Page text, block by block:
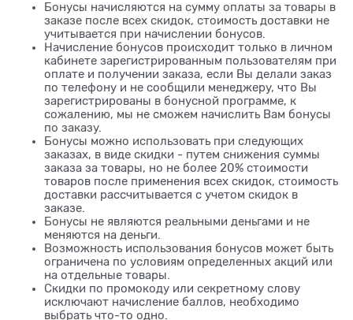
Бонусы начисляются на сумму оплаты за товары в
заказе после всех скидок, стоимость доставки не
учитывается при начислении бонусов.
Начисление бонусов происходит только в личном
кабинете зарегистрированным пользователям при
оплате и получении заказа, если Вы делали заказ
по телефону и не сообщили менеджеру, что Вы
зарегистрированы в бонусной программе, к
сожалению, мы не сможем начислить Вам бонусы
по заказу.
Бонусы можно использовать при следующих
заказах, в виде скидки - путем снижения суммы
заказа за товары, но не более 20% стоимости
товаров после применения всех скидок, стоимость
доставки рассчитывается с учетом скидок в
заказе.
Бонусы не являются реальными деньгами и не
меняются на деньги.
Возможность использования бонусов может быть
ограничена по условиям определенных акций или
на отдельные товары.
Скидки по промокоду или секретному слову
исключают начисление баллов, необходимо
выбрать что-то одно.